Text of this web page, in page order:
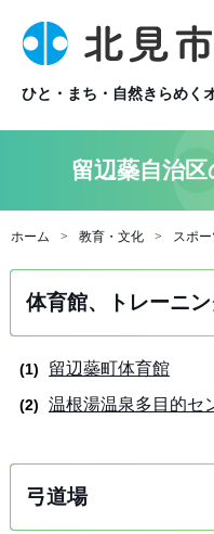
ひと・まち・自然きらめく
留辺蘂自治
ホーム 教育・文化 スポー
体育館、トレーニ
留辺蘂町体育館
温根湯温泉多目的セ
弓道場